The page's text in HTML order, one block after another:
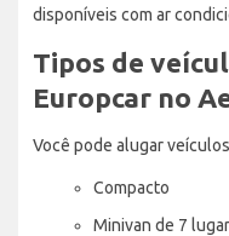
disponíveis com ar
Tipos de
Europcar no
Você pode alugar
Compacto
Minivan de 7